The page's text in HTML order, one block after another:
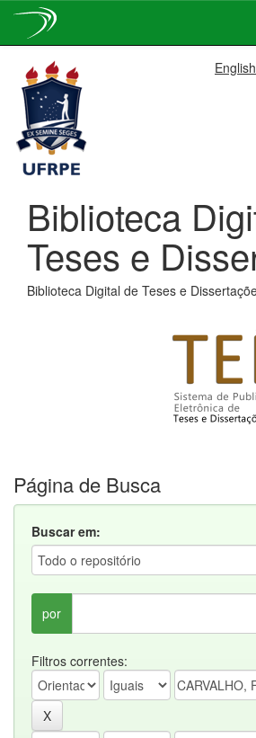
navigation
English
Biblioteca
Teses e
Biblioteca Digital de Teses e
Página de Busca
Buscar em:
por
Filtros correntes: